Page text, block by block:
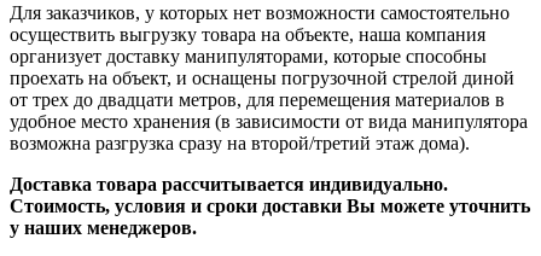
Для заказчиков, у которых нет возможности самостоятельно
осуществить выгрузку товара на объекте, наша компания
организует доставку манипуляторами, которые способны
проехать на объект, и оснащены погрузочной стрелой диной
от трех до двадцати метров, для перемещения материалов в
удобное место хранения (в зависимости от вида манипулятора
возможна разгрузка сразу на второй/третий этаж дома).
Доставка товара рассчитывается индивидуально.
Стоимость, условия и сроки доставки Вы можете уточнить
у наших менеджеров.